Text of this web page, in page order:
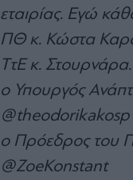
εταιρίας. Εγώ
ΠΘ κ. Κώστα
ΤτΕ κ.
ο Υπουργός
@theodorikakosp
ο Πρόεδρος του
@ZoeKonstant